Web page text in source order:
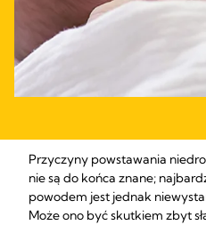
Przyczyny powstawania
nie są do końca znane;
powodem jest jednak
Może ono być skutkiem zbyt